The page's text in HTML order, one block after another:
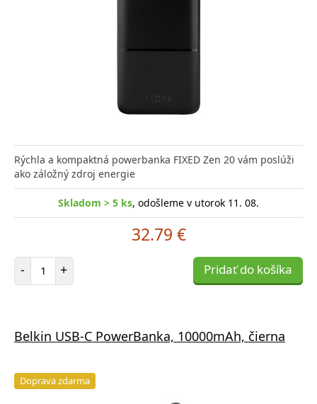
Rýchla a kompaktná powerbanka FIXED Zen 20 vám poslúži
ako záložný zdroj energie
Skladom > 5 ks, odošleme v utorok 11. 08.
32.79 €
- Počet položiek
+ Pridať do košíka
Belkin USB-C PowerBanka, 10000mAh, čierna
Doprava zdarma